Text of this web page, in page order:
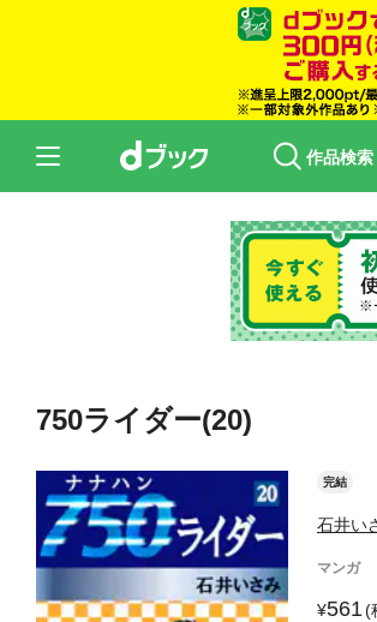
作品検索
750ライダー(20)
完結
石井い
マンガ
561(